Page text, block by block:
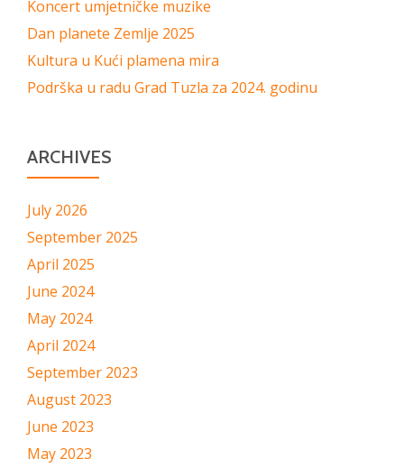
Koncert umjetničke muzike
Dan planete Zemlje 2025
Kultura u Kući plamena mira
Podrška u radu Grad Tuzla za 2024. godinu
ARCHIVES
July 2026
September 2025
April 2025
June 2024
May 2024
April 2024
September 2023
August 2023
June 2023
May 2023